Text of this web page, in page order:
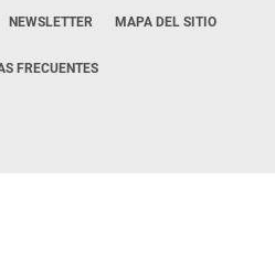
NEWSLETTER MAPA DEL SITIO
FRECUENTES